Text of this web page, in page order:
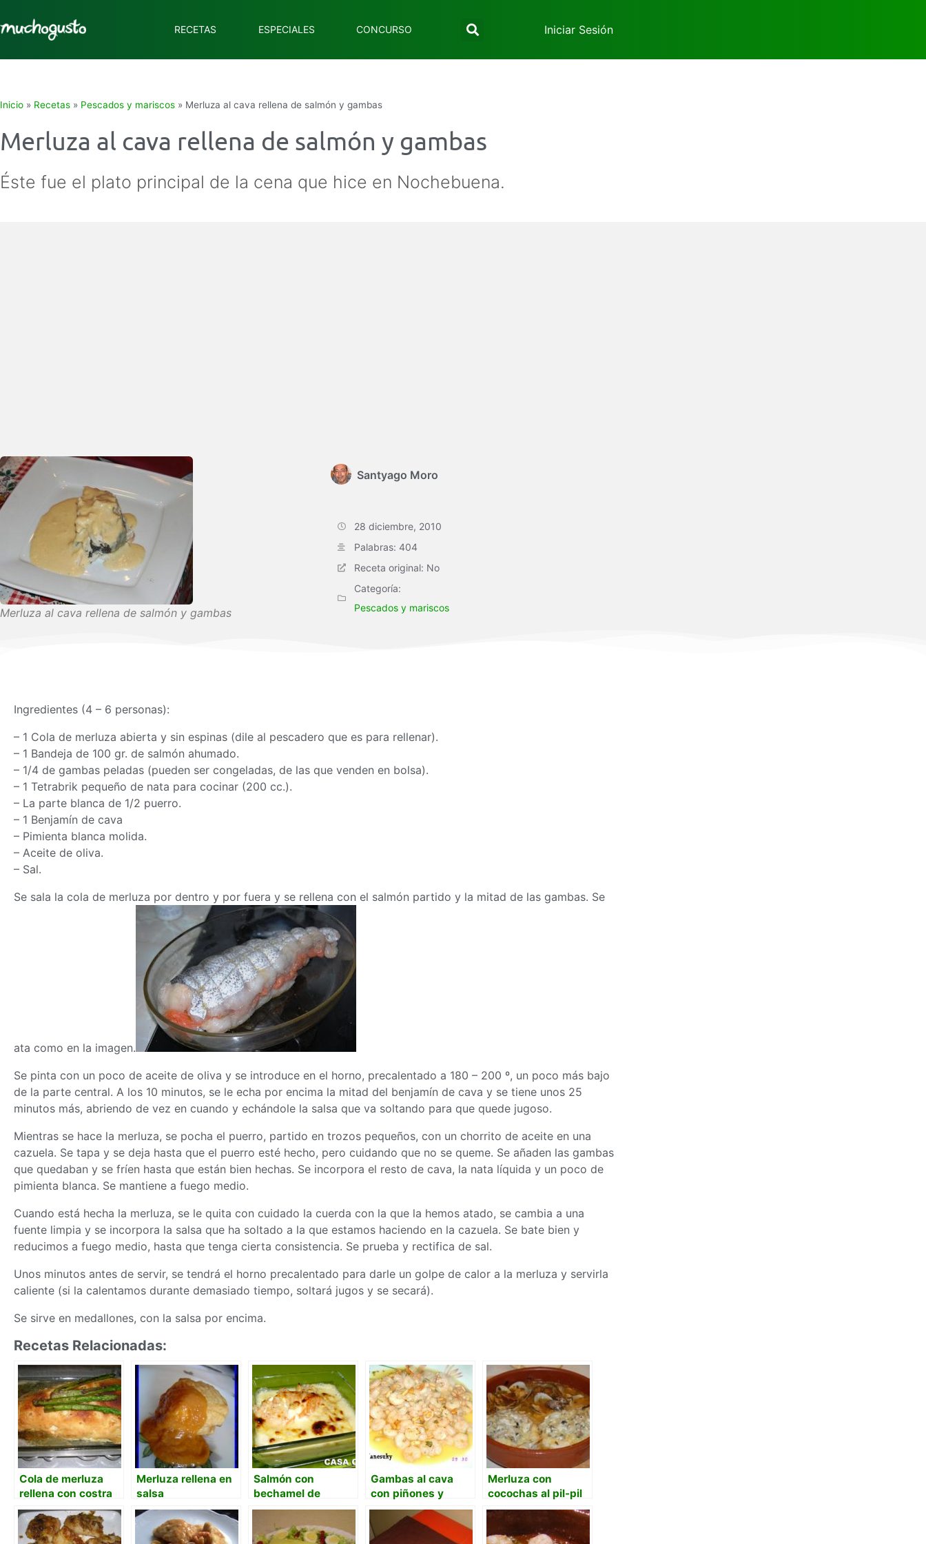
RECETAS ESPECIALES CONCURSO Iniciar Sesión
Inicio » Recetas » Pescados y mariscos » Merluza al cava rellena de salmón y gambas
Merluza al cava rellena de salmón y gambas
Éste fue el plato principal de la cena que hice en Nochebuena.
Merluza al cava rellena de salmón y gambas
Santyago Moro
28 diciembre, 2010
Palabras: 404
Receta original: No
Categoría:
Pescados y mariscos
Ingredientes (4 – 6 personas):
– 1 Cola de merluza abierta y sin espinas (dile al pescadero que es para rellenar).
– 1 Bandeja de 100 gr. de salmón ahumado.
– 1/4 de gambas peladas (pueden ser congeladas, de las que venden en bolsa).
– 1 Tetrabrik pequeño de nata para cocinar (200 cc.).
– La parte blanca de 1/2 puerro.
– 1 Benjamín de cava
– Pimienta blanca molida.
– Aceite de oliva.
– Sal.
Se sala la cola de merluza por dentro y por fuera y se rellena con el salmón partido y la mitad de las gambas. Se
ata como en la imagen.
Se pinta con un poco de aceite de oliva y se introduce en el horno, precalentado a 180 – 200 º, un poco más bajo
de la parte central. A los 10 minutos, se le echa por encima la mitad del benjamín de cava y se tiene unos 25
minutos más, abriendo de vez en cuando y echándole la salsa que va soltando para que quede jugoso.
Mientras se hace la merluza, se pocha el puerro, partido en trozos pequeños, con un chorrito de aceite en una
cazuela. Se tapa y se deja hasta que el puerro esté hecho, pero cuidando que no se queme. Se añaden las gambas
que quedaban y se fríen hasta que están bien hechas. Se incorpora el resto de cava, la nata líquida y un poco de
pimienta blanca. Se mantiene a fuego medio.
Cuando está hecha la merluza, se le quita con cuidado la cuerda con la que la hemos atado, se cambia a una
fuente limpia y se incorpora la salsa que ha soltado a la que estamos haciendo en la cazuela. Se bate bien y
reducimos a fuego medio, hasta que tenga cierta consistencia. Se prueba y rectifica de sal.
Unos minutos antes de servir, se tendrá el horno precalentado para darle un golpe de calor a la merluza y servirla
caliente (si la calentamos durante demasiado tiempo, soltará jugos y se secará).
Se sirve en medallones, con la salsa por encima.
Recetas Relacionadas:
Cola de merluza
rellena con costra
Merluza rellena en
salsa
Salmón con
bechamel de
gambas al ajillo
Gambas al cava
con piñones y
albahaca
Merluza con
cocochas al pil-pil